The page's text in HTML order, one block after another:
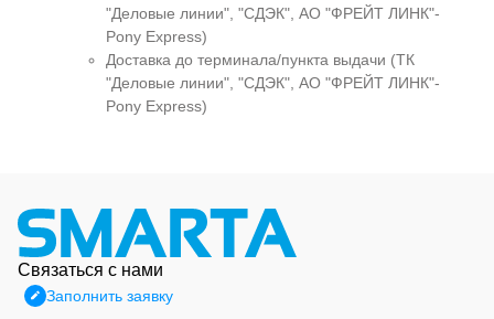
"Деловые линии", "СДЭК", АО "ФРЕЙТ ЛИНК"-
Pony Express)
Доставка до терминала/пункта выдачи (ТК
"Деловые линии", "СДЭК", АО "ФРЕЙТ ЛИНК"-
Pony Express)
Связаться с нами
Заполнить заявку